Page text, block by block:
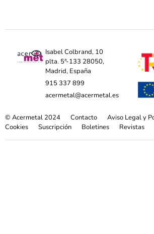
Isabel Colbrand, 10
plta. 5ª-133 28050,
Madrid, España
915 337 899
acermetal@acermetal.es
© Acermetal 2024 Contacto
Aviso Legal y
Cookies
Suscripción Boletines Revistas